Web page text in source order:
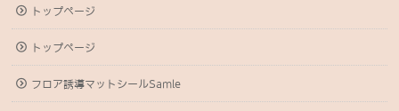
トップページ
トップページ
フロア誘導マットシールSamle